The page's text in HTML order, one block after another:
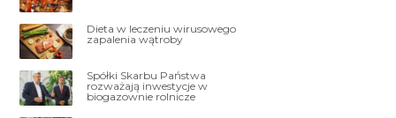
Dieta w leczeniu wirusowego
zapalenia wątroby
Spółki Skarbu Państwa
rozważają inwestycje w
biogazownie rolnicze